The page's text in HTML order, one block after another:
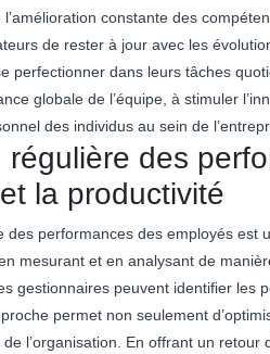
constante des
de rester à jour avec les
perfectionner dans leurs tâches
globale de l’équipe, à stimuler
des individus au sein de
régulière des
la productivité
des performances des employés
mesurant et en analysant de
gestionnaires peuvent identifier les
permet non seulement
l’organisation. En offrant un